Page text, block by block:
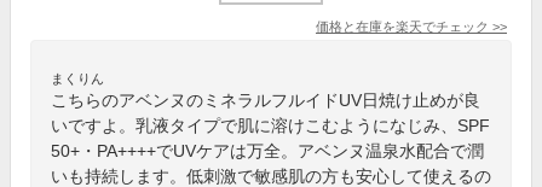
価格と在庫を楽天でチェック >>
まくりん
こちらのアベンヌのミネラルフルイドUV日焼け止めが良
いですよ。乳液タイプで肌に溶けこむようになじみ、SPF
50+・PA++++でUVケアは万全。アベンヌ温泉水配合で潤
いも持続します。低刺激で敏感肌の方も安心して使えるの